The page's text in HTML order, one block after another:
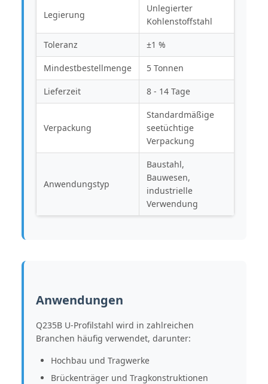
Legierung
Unlegierter
Kohlenstoffstahl
Toleranz ±1 %
Mindestbestellmenge 5 Tonnen
Lieferzeit 8 - 14 Tage
Verpackung
Standardmäßige
seetüchtige
Verpackung
Anwendungstyp
Baustahl,
Bauwesen,
industrielle
Verwendung
Anwendungen
Q235B U-Profilstahl wird in zahlreichen
Branchen häufig verwendet, darunter:
Hochbau und Tragwerke
Brückenträger und Tragkonstruktionen